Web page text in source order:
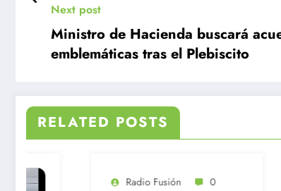
Next post
Ministro de Hacienda buscará
emblemáticas tras el Plebiscito
RELATED POSTS
Radio Fusión